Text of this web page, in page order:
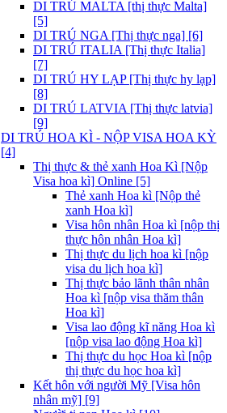
DI TRÚ MALTA [thị thực Malta]
[5]
DI TRÚ NGA [Thị thực nga] [6]
DI TRÚ ITALIA [Thị thực Italia]
[7]
DI TRÚ HY LẠP [Thị thực hy lạp]
[8]
DI TRÚ LATVIA [Thị thực latvia]
[9]
DI TRÚ HOA KÌ - NỘP VISA HOA KỲ
[4]
Thị thực & thẻ xanh Hoa Kì [Nộp
Visa hoa kì] Online [5]
Thẻ xanh Hoa kì [Nộp thẻ
xanh Hoa kì]
Visa hôn nhân Hoa kì [nộp thị
thực hôn nhân Hoa kì]
Thị thực du lịch hoa kì [nộp
visa du lịch hoa kì]
Thị thực bảo lãnh thân nhân
Hoa kì [nộp visa thăm thân
Hoa kì]
Visa lao động kĩ năng Hoa kì
[nộp visa lao động Hoa kì]
Thị thực du học Hoa kì [nộp
thị thực du học hoa kì]
Kết hôn với người Mỹ [Visa hôn
nhân mỹ] [9]